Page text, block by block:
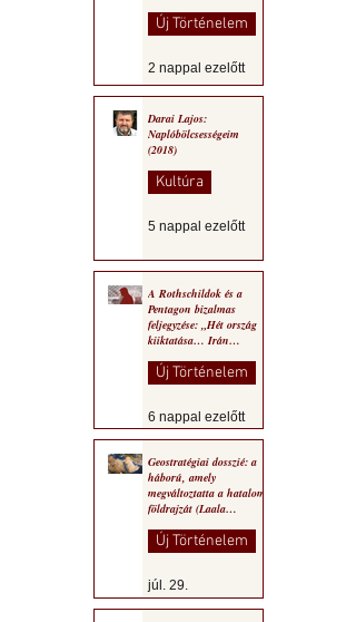
Új Történelem
2 nappal ezelőtt
Darai Lajos:
Naplóbölcsességeim
(2018)
Kultúra
5 nappal ezelőtt
A Rothschildok és a
Pentagon bizalmas
feljegyzése: „Hét ország
kiiktatása… Irán
Új Történelem
6 nappal ezelőtt
Geostratégiai dosszié: a
háború, amely
megváltoztatta a hatalom
földrajzát (Laala
Új Történelem
júl. 29.